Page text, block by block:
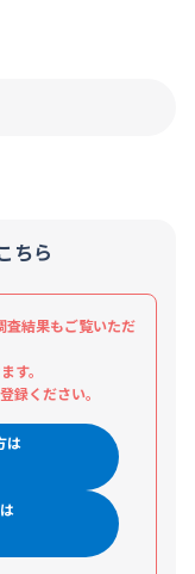
ちら
査結果もご覧いただ
す。
録ください。
は